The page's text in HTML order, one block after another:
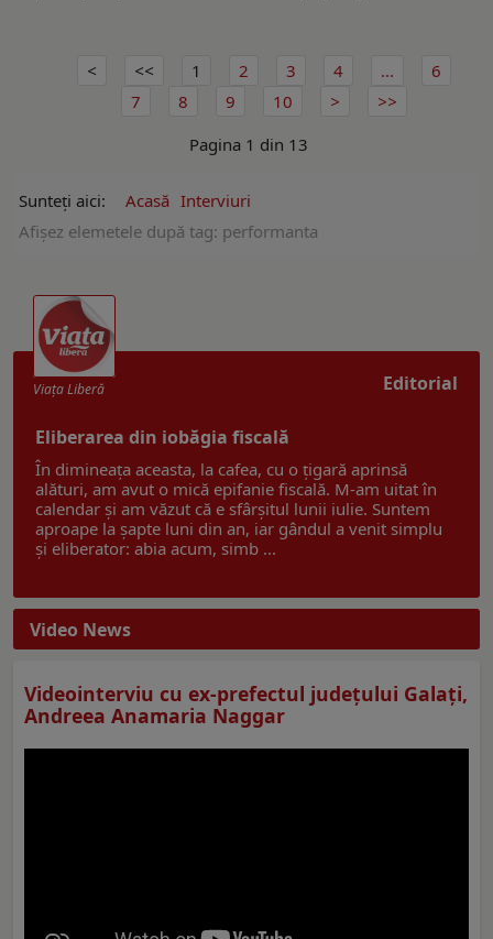
1 2 3 4 ...
6
7
8 9
10
Pagina 1 din 13
Sunteți aici: Acasă Interviuri
Afişez elemetele după tag: performanta
Editorial
Viaţa Liberă
Eliberarea din iobăgia fiscală
În dimineața aceasta, la cafea, cu o țigară aprinsă
alături, am avut o mică epifanie fiscală. M-am uitat în
calendar și am văzut că e sfârșitul lunii iulie. Suntem
aproape la șapte luni din an, iar gândul a venit simplu
și eliberator: abia acum, simb ...
Video News
Videointerviu cu ex-prefectul judeţului Galaţi,
Andreea Anamaria Naggar